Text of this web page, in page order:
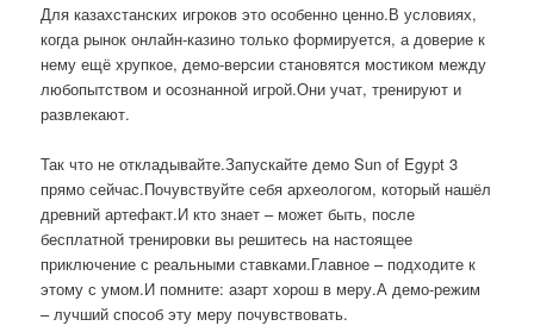
Для казахстанских игроков это особенно ценно.В условиях,
когда рынок онлайн-казино только формируется, а доверие к
нему ещё хрупкое, демо-версии становятся мостиком между
любопытством и осознанной игрой.Они учат, тренируют и
развлекают.
Так что не откладывайте.Запускайте демо Sun of Egypt 3
прямо сейчас.Почувствуйте себя археологом, который нашёл
древний артефакт.И кто знает – может быть, после
бесплатной тренировки вы решитесь на настоящее
приключение с реальными ставками.Главное – подходите к
этому с умом.И помните: азарт хорош в меру.А демо-режим
– лучший способ эту меру почувствовать.